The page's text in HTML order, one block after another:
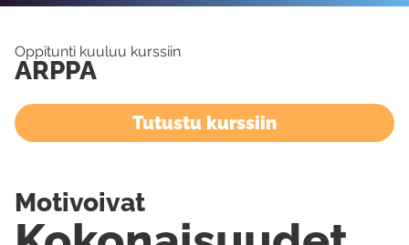
Oppitunti kuuluu kurssiin
ARPPA
Tutustu kurssiin
Motivoivat